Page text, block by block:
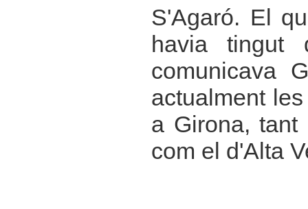
S'Agaró. El
havia tingut
comunicava
actualment
a Girona,
com el d'Alta